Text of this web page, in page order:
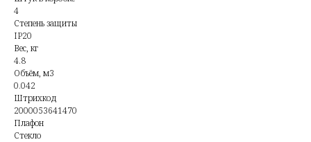
4
Степень защиты
IP20
Вес, кг
4.8
Объём, м3
0.042
Штрихкод
2000053641470
Плафон
Стекло